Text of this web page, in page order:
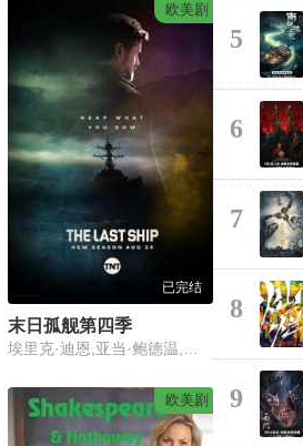
欧美剧
已完结
末日孤舰第四季
欧美剧
5
6
7
8
9